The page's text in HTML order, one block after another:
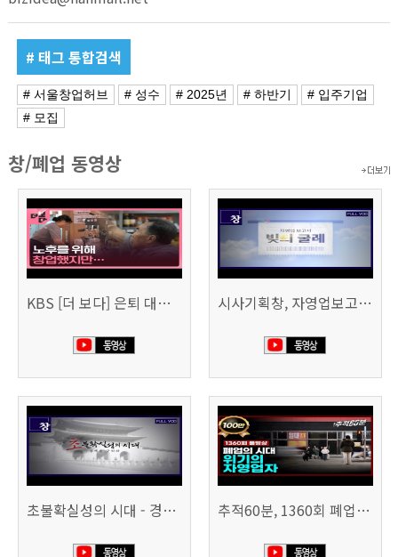
# 태그 통합검색
# 서울창업허브 # 성수 # 2025년 # 하반기
# 입주기업
# 모집
창/폐업 동영상
KBS [더 보다] 은퇴 대신 폐업 시사기획창, 자영업보고서 빚의 굴레 507회 (KBS 25.6.10)
초불확실성의 시대 - 경제를 구하라 494회 (KBS 25.2.11) 추적60분, 1360회 폐업의 시대, 위기의 자영업자